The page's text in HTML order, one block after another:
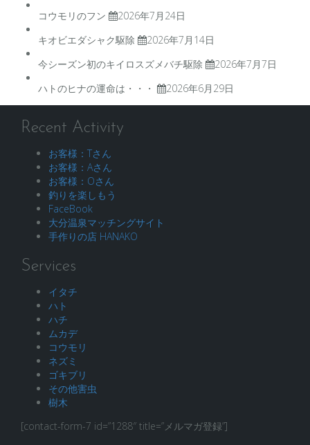
コウモリのフン
2026年7月24日
キオビエダシャク駆除
2026年7月14日
今シーズン初のキイロスズメバチ駆除
2026年7月7日
ハトのヒナの運命は・・・
2026年6月29日
Recent Activity
お客様：Tさん
お客様：Aさん
お客様：Oさん
釣りを楽しもう
FaceBook
大分温泉マッチングサイト
手作りの店 HANAKO
Services
イタチ
ハト
ハチ
ムカデ
コウモリ
ネズミ
ゴキブリ
その他害虫
樹木
[contact-form-7 id=”1288″ title=”メルマガ登録”]